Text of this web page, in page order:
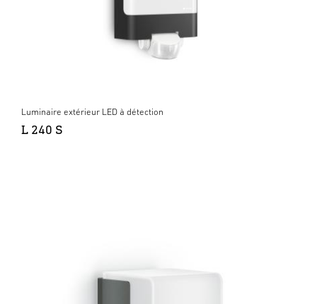
Luminaire extérieur LED à détection
L 240 S